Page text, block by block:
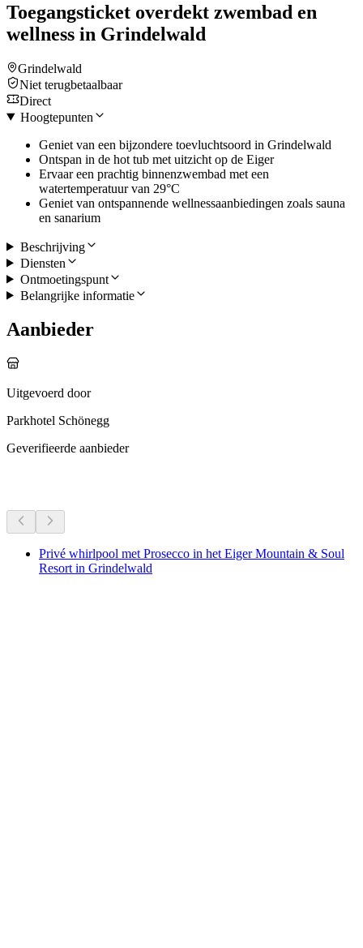
Toegangsticket overdekt zwembad en
wellness in Grindelwald
Grindelwald
Niet terugbetaalbaar
Direct
Hoogtepunten
Geniet van een bijzondere toevluchtsoord in Grindelwald
Ontspan in de hot tub met uitzicht op de Eiger
Ervaar een prachtig binnenzwembad met een
watertemperatuur van 29°C
Geniet van ontspannende wellnessaanbiedingen zoals sauna
en sanarium
Beschrijving
Diensten
Ontmoetingspunt
Belangrijke informatie
Aanbieder
Uitgevoerd door
Parkhotel Schönegg
Geverifieerde aanbieder
Privé whirlpool met Prosecco in het Eiger Mountain & Soul
Resort in Grindelwald